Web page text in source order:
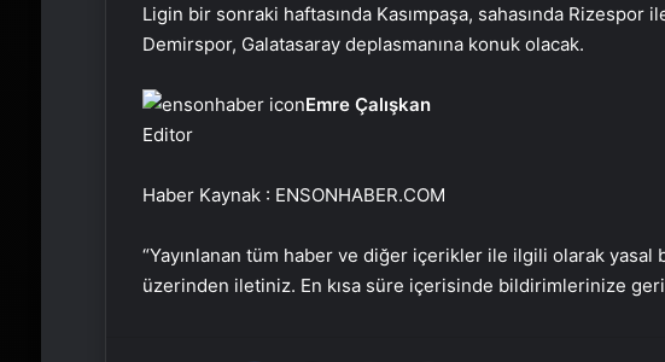
Ligin bir sonraki haftasında Kasımpaşa, sahasında Rizespor
Demirspor, Galatasaray deplasmanına konuk olacak.
Emre Çalışkan
Editor
Haber Kaynak : ENSONHABER.COM
“Yayınlanan tüm haber ve diğer içerikler ile ilgili olarak
üzerinden iletiniz. En kısa süre içerisinde bildirimlerinize geri